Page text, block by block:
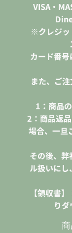
VISA・
※クレジッ
カード番号
また、ご
1：商品
2：商品返
場合、一旦
その後、
ル扱いに
【領収書
り